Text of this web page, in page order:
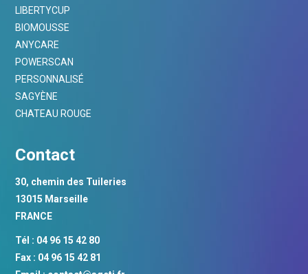
LIBERTYCUP
BIOMOUSSE
ANYCARE
POWERSCAN
PERSONNALISÉ
SAGYÈNE
CHATEAU ROUGE
Contact
30, chemin des Tuileries
13015 Marseille
FRANCE
Tél : 04 96 15 42 80
Fax : 04 96 15 42 81